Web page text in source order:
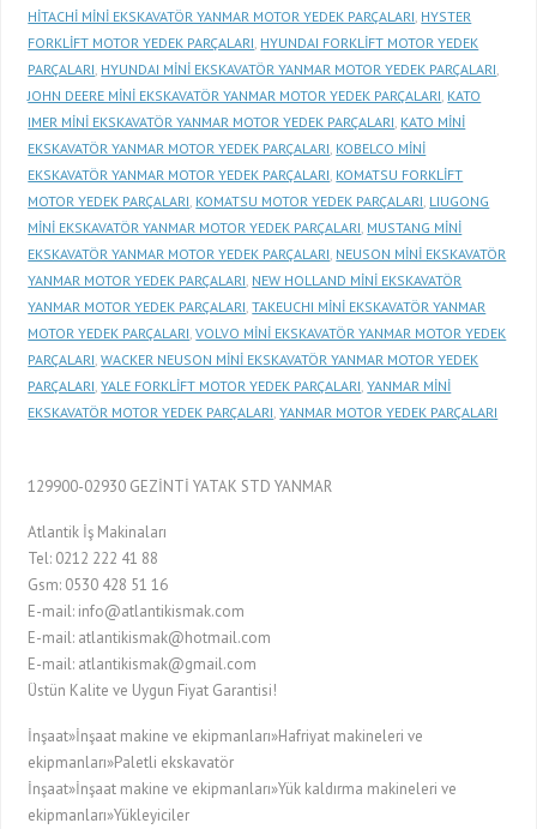
HİTACHİ MİNİ EKSKAVATÖR YANMAR MOTOR YEDEK PARÇALARI HYSTER
FORKLİFT MOTOR YEDEK PARÇALARI HYUNDAI FORKLİFT MOTOR YEDEK
PARÇALARI HYUNDAI MİNİ EKSKAVATÖR YANMAR MOTOR YEDEK PARÇALARI
JOHN DEERE MİNİ EKSKAVATÖR YANMAR MOTOR YEDEK PARÇALARI KATO
IMER MİNİ EKSKAVATÖR YANMAR MOTOR YEDEK PARÇALARI KATO MİNİ
EKSKAVATÖR YANMAR MOTOR YEDEK PARÇALARI KOBELCO MİNİ
EKSKAVATÖR YANMAR MOTOR YEDEK PARÇALARI KOMATSU FORKLİFT
MOTOR YEDEK PARÇALARI KOMATSU MOTOR YEDEK PARÇALARI LIUGONG
MİNİ EKSKAVATÖR YANMAR MOTOR YEDEK PARÇALARI MUSTANG MİNİ
EKSKAVATÖR YANMAR MOTOR YEDEK PARÇALARI NEUSON MİNİ EKSKAVATÖR
YANMAR MOTOR YEDEK PARÇALARI NEW HOLLAND MİNİ EKSKAVATÖR
YANMAR MOTOR YEDEK PARÇALARI ,TAKEUCHI MİNİ EKSKAVATÖR YANMAR
MOTOR YEDEK PARÇALARI ,VOLVO MİNİ EKSKAVATÖR YANMAR MOTOR YEDEK
PARÇALARI ,WACKER NEUSON MİNİ EKSKAVATÖR YANMAR MOTOR YEDEK
PARÇALARI ,YALE FORKLİFT MOTOR YEDEK PARÇALARI ,YANMAR MİNİ
EKSKAVATÖR MOTOR YEDEK PARÇALARI ,YANMAR MOTOR YEDEK PARÇALARI
129900-02930 GEZİNTİ YATAK STD YANMAR
Atlantik İş Makinaları
Tel: 0212 222 41 88
Gsm: 0530 428 51 16
E-mail: info@atlantikismak.com
E-mail: atlantikismak@hotmail.com
E-mail: atlantikismak@gmail.com
Üstün Kalite ve Uygun Fiyat Garantisi!
İnşaat»İnşaat makine ve ekipmanları»Hafriyat makineleri ve
ekipmanları»Paletli ekskavatör
İnşaat»İnşaat makine ve ekipmanları»Yük kaldırma makineleri ve
ekipmanları»Yükleyiciler